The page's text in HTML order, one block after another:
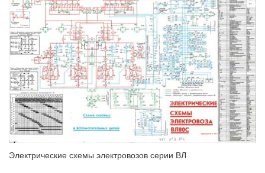
Электрические схемы электровозов серии ВЛ